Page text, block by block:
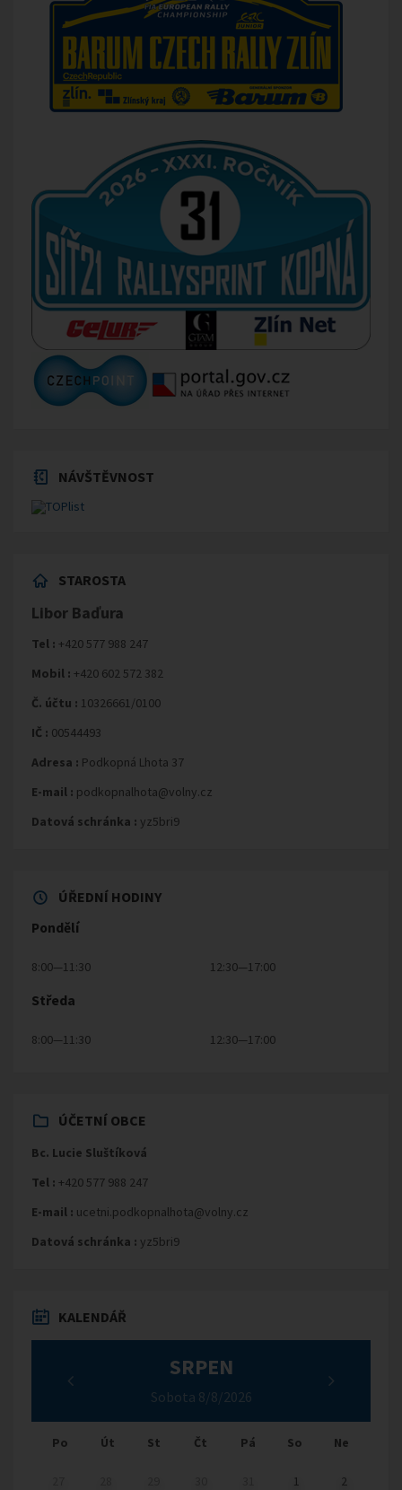
NÁVŠTĚVNOST
STAROSTA
Libor Baďura
Tel : +420 577 988 247
Mobil : +420 602 572 382
Č. účtu : 10326661/0100
IČ : 00544493
Adresa : Podkopná Lhota 37
E-mail : podkopnalhota@volny.cz
Datová schránka : yz5bri9
ÚŘEDNÍ HODINY
Pondělí
8:00—11:30 12:30—17:00
Středa
8:00—11:30 12:30—17:00
ÚČETNÍ OBCE
Bc. Lucie Sluštíková
Tel : +420 577 988 247
E-mail : ucetni.podkopnalhota@volny.cz
Datová schránka : yz5bri9
KALENDÁŘ
SRPEN
Sobota 8/8/2026
Po Út St Čt Pá So Ne
1 2